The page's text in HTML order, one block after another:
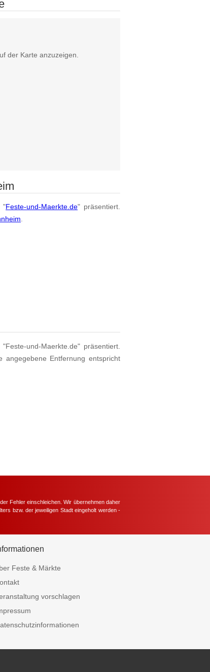
der Karte anzuzeigen.
"Feste-und-Maerkte.de" präsentiert.
.
und-Maerkte.de" präsentiert.
angegebene Entfernung entspricht
Fehler einschleichen. Wir übernehmen daher
bzw. der jeweiligen Stadt eingeholt werden -
Feste & Märkte
vorschlagen